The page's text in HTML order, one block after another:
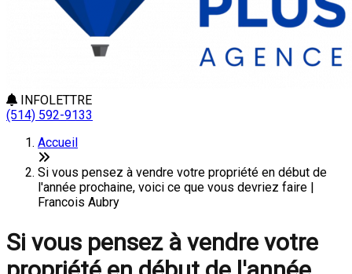
INFOLETTRE
(514) 592-9133
Accueil
Si vous pensez à vendre votre propriété en début de
l'année prochaine, voici ce que vous devriez faire |
Francois Aubry
Si vous pensez à vendre votre